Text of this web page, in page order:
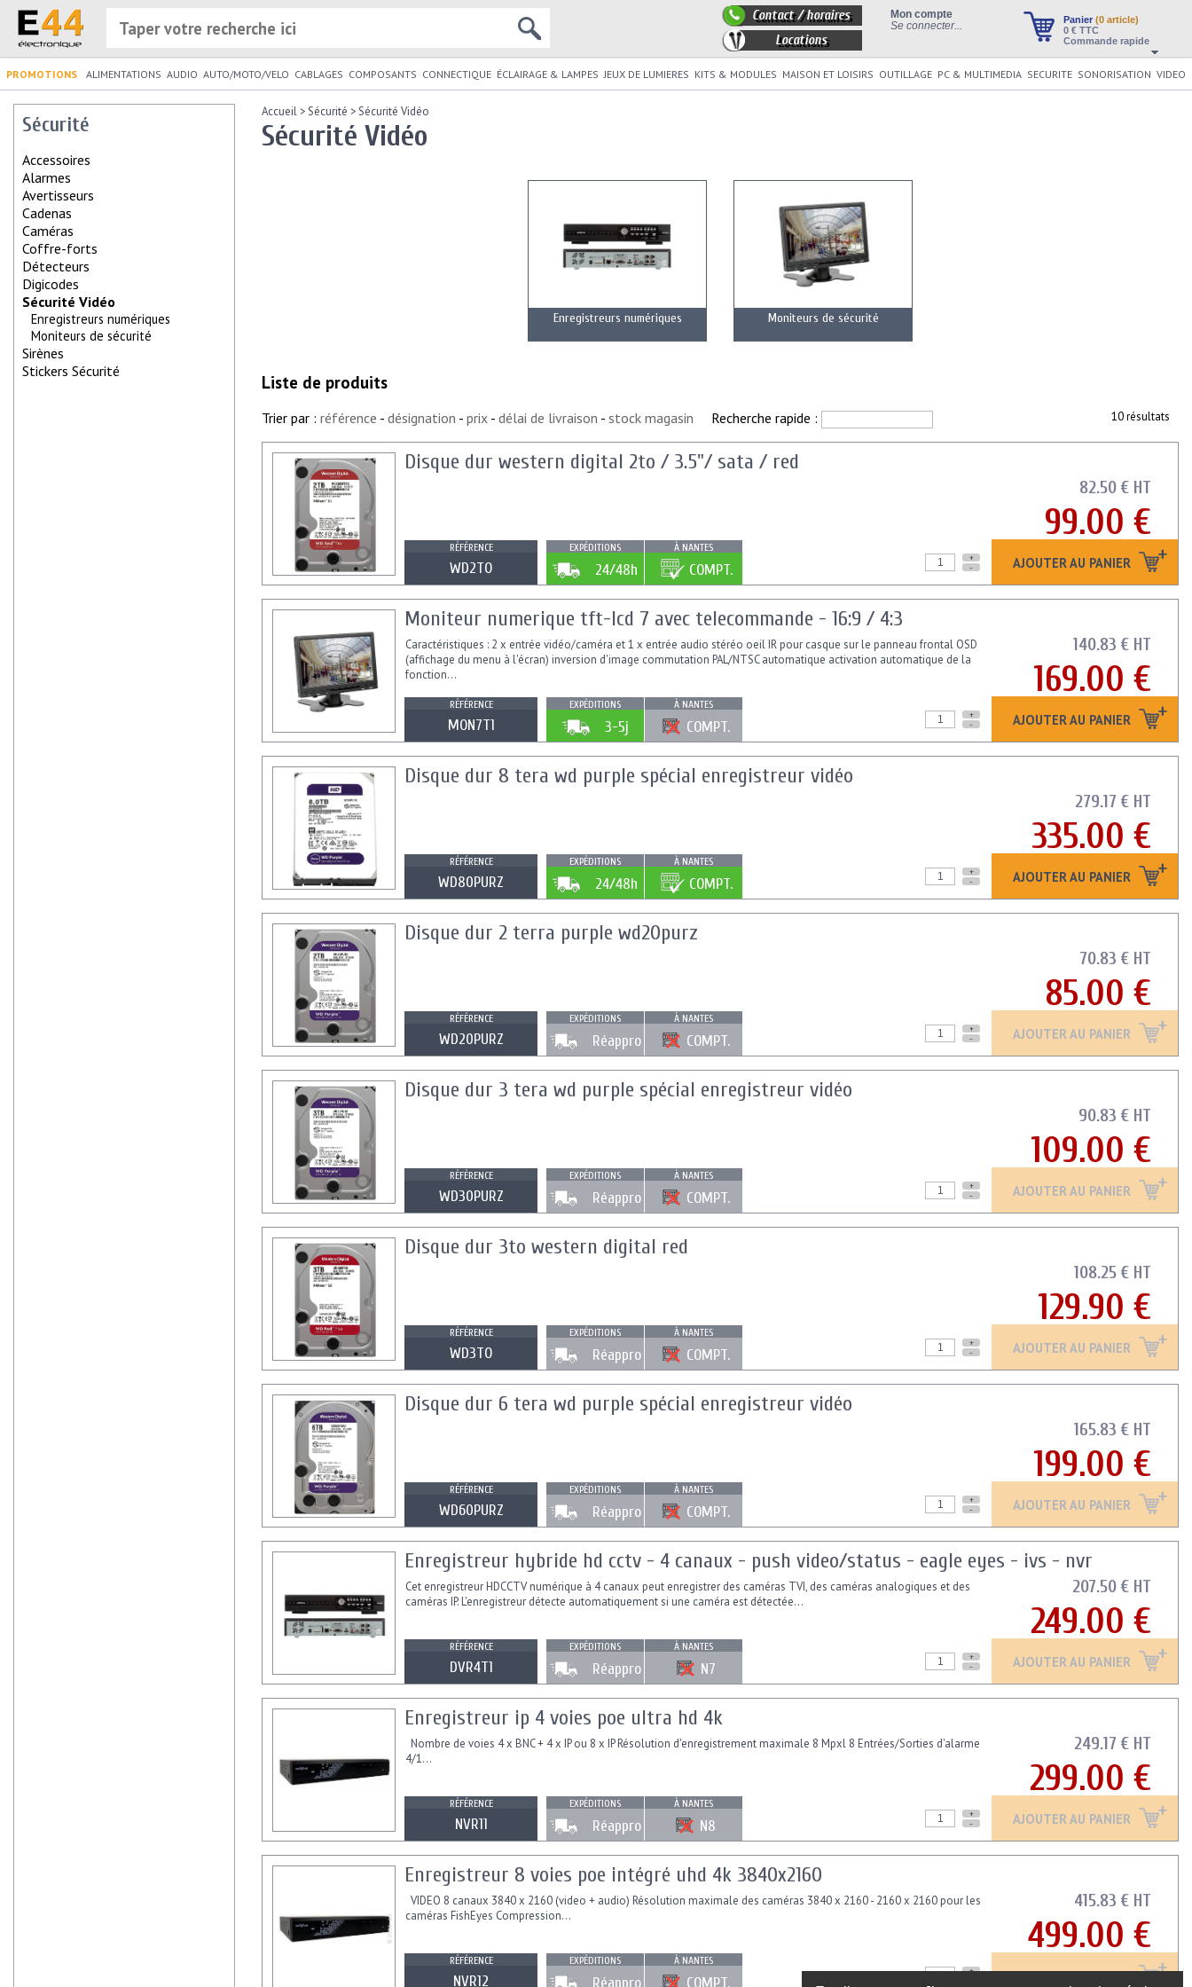
Panier (0 article)
0 € TTC
Commande rapide
Mon compte
Se connecter...
Contact / horaires
Locations
PROMOTIONS ALIMENTATIONS AUDIO AUTO/MOTO/VELO CABLAGES COMPOSANTS CONNECTIQUE ÉCLAIRAGE & LAMPES JEUX DE LUMIERES KITS & MODULES MAISON ET LOISIRS OUTILLAGE PC & MULTIMEDIA SECURITE SONORISATION VIDEO
Sécurité
Accessoires
Alarmes
Avertisseurs
Cadenas
Caméras
Coffre-forts
Détecteurs
Digicodes
Sécurité Vidéo
Enregistreurs numériques
Moniteurs de sécurité
Sirènes
Stickers Sécurité
Accueil >Sécurité >Sécurité Vidéo
Sécurité Vidéo
Enregistreurs numériques Moniteurs de sécurité
Liste de produits
10 résultats
Trier par : référence - désignation - prix - délai de livraison - stock magasin Recherche rapide :
82.50 € HT
99.00 €
AJOUTER AU PANIER
Disque dur western digital 2to / 3.5"/ sata / red
RÉFÉRENCE
WD2TO
EXPÉDITIONS
24/48h
À NANTES
COMPT.
+
-
140.83 € HT
169.00 €
AJOUTER AU PANIER
Moniteur numerique tft-lcd 7 avec telecommande - 16:9 / 4:3
Caractéristiques : 2 x entrée vidéo/caméra et 1 x entrée audio stéréo oeil IR pour casque sur le panneau frontal OSD
(affichage du menu à l'écran) inversion d'image commutation PAL/NTSC automatique activation automatique de la
fonction...
RÉFÉRENCE
MON7T1
EXPÉDITIONS
3-5j
À NANTES
COMPT.
+
-
279.17 € HT
335.00 €
AJOUTER AU PANIER
Disque dur 8 tera wd purple spécial enregistreur vidéo
RÉFÉRENCE
WD80PURZ
EXPÉDITIONS
24/48h
À NANTES
COMPT.
+
-
70.83 € HT
85.00 €
AJOUTER AU PANIER
Disque dur 2 terra purple wd20purz
RÉFÉRENCE
WD20PURZ
EXPÉDITIONS
Réappro
À NANTES
COMPT.
+
-
90.83 € HT
109.00 €
AJOUTER AU PANIER
Disque dur 3 tera wd purple spécial enregistreur vidéo
RÉFÉRENCE
WD30PURZ
EXPÉDITIONS
Réappro
À NANTES
COMPT.
+
-
108.25 € HT
129.90 €
AJOUTER AU PANIER
Disque dur 3to western digital red
RÉFÉRENCE
WD3TO
EXPÉDITIONS
Réappro
À NANTES
COMPT.
+
-
165.83 € HT
199.00 €
AJOUTER AU PANIER
Disque dur 6 tera wd purple spécial enregistreur vidéo
RÉFÉRENCE
WD60PURZ
EXPÉDITIONS
Réappro
À NANTES
COMPT.
+
-
207.50 € HT
249.00 €
AJOUTER AU PANIER
Enregistreur hybride hd cctv - 4 canaux - push video/status - eagle eyes - ivs - nvr
Cet enregistreur HDCCTV numérique à 4 canaux peut enregistrer des caméras TVI, des caméras analogiques et des
caméras IP. L'enregistreur détecte automatiquement si une caméra est détectée...
RÉFÉRENCE
DVR4T1
EXPÉDITIONS
Réappro
À NANTES
N7
+
-
249.17 € HT
299.00 €
AJOUTER AU PANIER
Enregistreur ip 4 voies poe ultra hd 4k
Nombre de voies 4 x BNC + 4 x IP ou 8 x IP Résolution d'enregistrement maximale 8 Mpxl 8 Entrées/Sorties d'alarme
4/1...
RÉFÉRENCE
NVR11
EXPÉDITIONS
Réappro
À NANTES
N8
+
-
415.83 € HT
499.00 €
AJOUTER AU PANIER
Enregistreur 8 voies poe intégré uhd 4k 3840x2160
VIDEO 8 canaux 3840 x 2160 (video + audio) Résolution maximale des caméras 3840 x 2160 - 2160 x 2160 pour les
caméras FishEyes Compression...
RÉFÉRENCE
NVR12
EXPÉDITIONS À NANTES
+